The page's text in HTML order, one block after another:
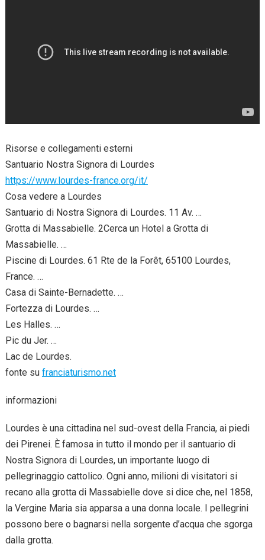
Risorse e collegamenti esterni
Santuario Nostra Signora di Lourdes
https://www.lourdes-france.org/it/
Cosa vedere a Lourdes
Santuario di Nostra Signora di Lourdes. 11 Av. …
Grotta di Massabielle. 2Cerca un Hotel a Grotta di
Massabielle. …
Piscine di Lourdes. 61 Rte de la Forêt, 65100 Lourdes,
France. …
Casa di Sainte-Bernadette. …
Fortezza di Lourdes. …
Les Halles. …
Pic du Jer. …
Lac de Lourdes.
fonte su franciaturismo.net
informazioni
Lourdes è una cittadina nel sud-ovest della Francia, ai piedi
dei Pirenei. È famosa in tutto il mondo per il santuario di
Nostra Signora di Lourdes, un importante luogo di
pellegrinaggio cattolico. Ogni anno, milioni di visitatori si
recano alla grotta di Massabielle dove si dice che, nel 1858,
la Vergine Maria sia apparsa a una donna locale. I pellegrini
possono bere o bagnarsi nella sorgente d’acqua che sgorga
dalla grotta.